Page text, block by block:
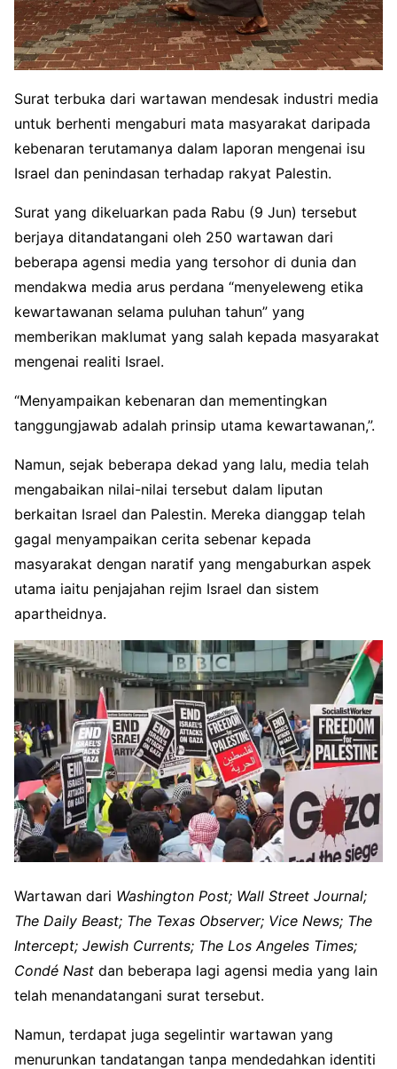
Surat terbuka dari wartawan mendesak industri media
untuk berhenti mengaburi mata masyarakat daripada
kebenaran terutamanya dalam laporan mengenai isu
Israel dan penindasan terhadap rakyat Palestin.
Surat yang dikeluarkan pada Rabu (9 Jun) tersebut
berjaya ditandatangani oleh 250 wartawan dari
beberapa agensi media yang tersohor di dunia dan
mendakwa media arus perdana “menyeleweng etika
kewartawanan selama puluhan tahun” yang
memberikan maklumat yang salah kepada masyarakat
mengenai realiti Israel.
“Menyampaikan kebenaran dan mementingkan
tanggungjawab adalah prinsip utama kewartawanan,”.
Namun, sejak beberapa dekad yang lalu, media telah
mengabaikan nilai-nilai tersebut dalam liputan
berkaitan Israel dan Palestin. Mereka dianggap telah
gagal menyampaikan cerita sebenar kepada
masyarakat dengan naratif yang mengaburkan aspek
utama iaitu penjajahan rejim Israel dan sistem
apartheidnya.
Wartawan dari Washington Post; Wall Street Journal;
The Daily Beast; The Texas Observer; Vice News; The
Intercept; Jewish Currents; The Los Angeles Times;
Condé Nast dan beberapa lagi agensi media yang lain
telah menandatangani surat tersebut.
Namun, terdapat juga segelintir wartawan yang
menurunkan tandatangan tanpa mendedahkan identiti